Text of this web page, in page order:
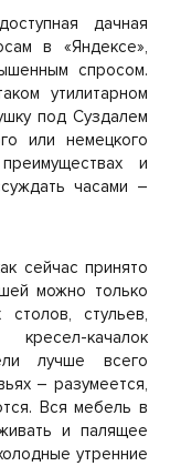
дачная
в «Яндексе»,
спросом.
утилитарном
под Суздалем
или немецкого
и
часами –
сейчас принято
можно только
стульев,
качалок
лучше всего
– разумеется,
Вся мебель в
и палящее
утренние